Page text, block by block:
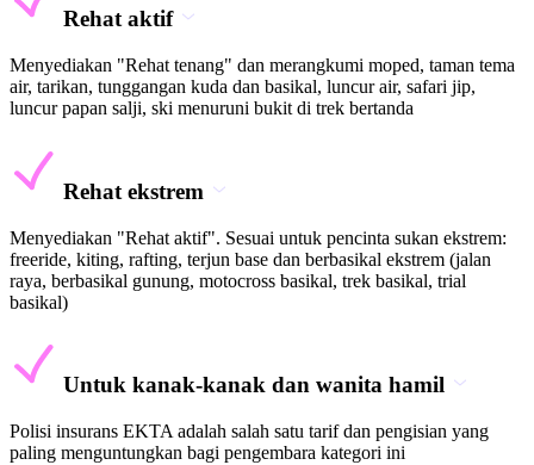
Rehat aktif
Menyediakan "Rehat tenang" dan merangkumi moped, taman tema
air, tarikan, tunggangan kuda dan basikal, luncur air, safari jip,
luncur papan salji, ski menuruni bukit di trek bertanda
Rehat ekstrem
Menyediakan "Rehat aktif". Sesuai untuk pencinta sukan ekstrem:
freeride, kiting, rafting, terjun base dan berbasikal ekstrem (jalan
raya, berbasikal gunung, motocross basikal, trek basikal, trial
basikal)
Untuk kanak-kanak dan wanita hamil
Polisi insurans EKTA adalah salah satu tarif dan pengisian yang
paling menguntungkan bagi pengembara kategori ini